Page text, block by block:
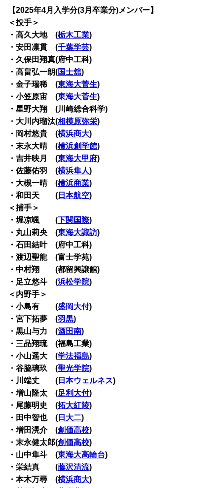
【2025年4月入学分(3月卒業分)メンバー】
＜投手＞
・高久大地 (栃木工業)
・安田凛貫 (千葉学芸)
・久保田翔真(府中工科)
・高畠弘一朗(国士舘)
・金子瑞稀 (東海大菅生)
・小笠原宙 (東海大菅生)
・星野大翔 (川崎総合科学)
・大川内瑠汰(相模原弥栄)
・岡村悠貴 (横浜商大)
・末永大晴 (横浜創学館)
・吉井映月 (東海大甲府)
・佐藤佑羽 (横浜隼人)
・大槻一晴 (横浜商業)
・和田天 ( 日本航空)
＜捕手＞
・堀凉颯 (下関国際)
・丸山莉央 (東海大諏訪)
・石田結叶 (府中工科)
・渡辺聖龍 (富士学苑)
・中村翔 (都留興譲館)
・足立悠斗 (浜松学院)
＜内野手＞
・小島有 (盛岡大付)
・宮下拓夢 (羽黒)
・黒山与力 (酒田南)
・三品翔琉 (福島工業)
・小山遥大 (学法福島)
・谷脇璃玖 (聖光学院)
・川端丈 ( 日本ウェルネス)
・増山隆太 (足利大付)
・尾藤明史 (拓大紅陵)
・田中智也 ( 日大二)
・増田滉介 (創価高校)
・末永健太郎(創価高校)
・山中隼斗 (東海大高輪台)
・栄結真 (藤沢清流)
・本木万尋 (横浜商大)